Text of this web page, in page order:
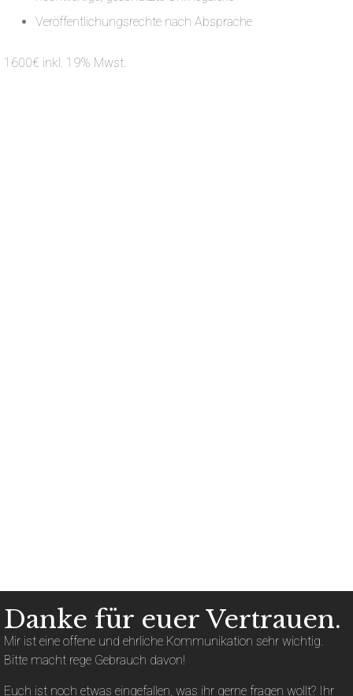
Veröffentlichungsrechte nach Absprache
1600€ inkl. 19% Mwst.
Danke für euer Vertrauen.
Mir ist eine offene und ehrliche Kommunikation sehr wichtig.
Bitte macht rege Gebrauch davon!
Euch ist noch etwas eingefallen, was ihr gerne fragen wollt? Ihr